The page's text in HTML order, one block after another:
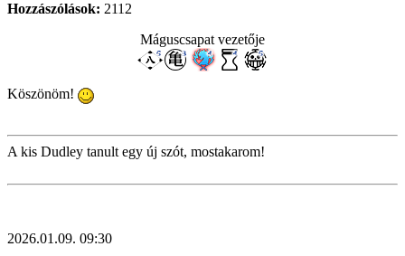
Hozzászólások: 2112
Máguscsapat vezetője
Köszönöm!
A kis Dudley tanult egy új szót, mostakarom!
2026.01.09. 09:30